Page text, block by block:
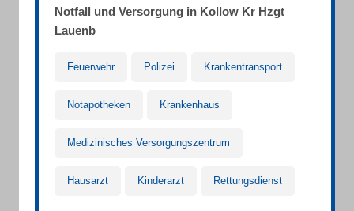
Notfall und Versorgung in Kollow Kr Hzgt
Lauenb
Feuerwehr Polizei Krankentransport
Notapotheken Krankenhaus
Medizinisches Versorgungszentrum
Hausarzt Kinderarzt Rettungsdienst